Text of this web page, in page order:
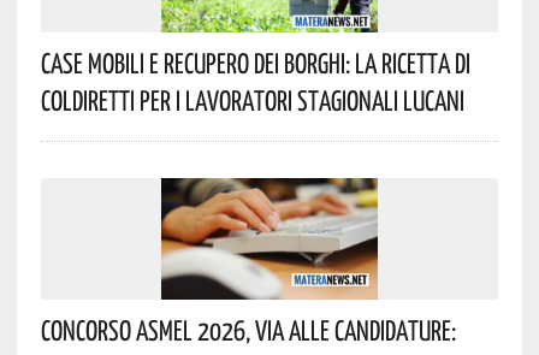
Case Mobili E Recupero Dei Borghi: La Ricetta Di
Coldiretti Per I Lavoratori Stagionali Lucani
Concorso Asmel 2026, Via Alle Candidature: